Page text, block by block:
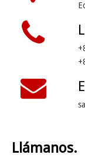
Llámanos.